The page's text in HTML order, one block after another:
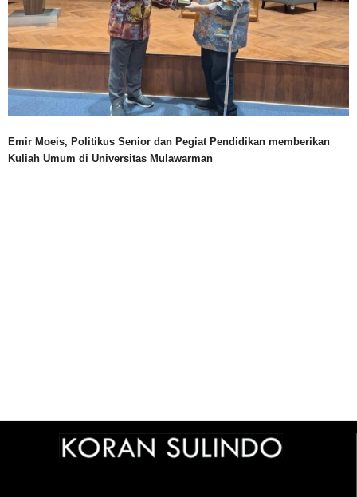
Emir Moeis, Politikus Senior dan Pegiat Pendidikan memberikan
Kuliah Umum di Universitas Mulawarman